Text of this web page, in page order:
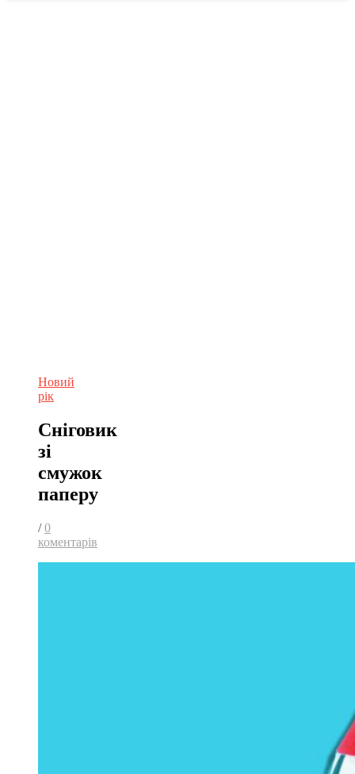
Новий
рік
Сніговик
зі
смужок
паперу
/ 0
коментарів